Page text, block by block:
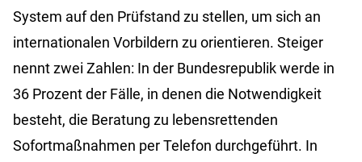
System auf den Prüfstand zu stellen, um sich an
internationalen Vorbildern zu orientieren. Steiger
nennt zwei Zahlen: In der Bundesrepublik werde in
36 Prozent der Fälle, in denen die Notwendigkeit
besteht, die Beratung zu lebensrettenden
Sofortmaßnahmen per Telefon durchgeführt. In